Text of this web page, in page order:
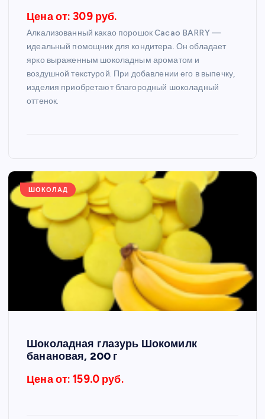
Цена от: 309 руб.
Алкализованный какао порошок Cacao BARRY —
идеальный помощник для кондитера. Он обладает
ярко выраженным шоколадным ароматом и
воздушной текстурой. При добавлении его в выпечку,
изделия приобретают благородный шоколадный
оттенок.
ШОКОЛАД
Шоколадная глазурь Шокомилк
банановая, 200 г
Цена от: 159.0 руб.